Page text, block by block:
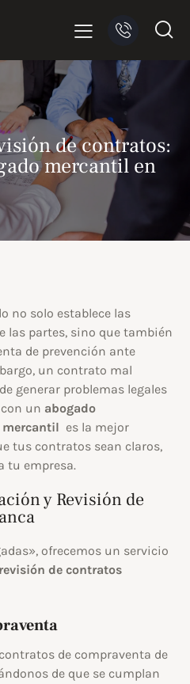
de contratos:
mercantil en
no solo establece las
las partes, sino que también
de prevención ante
un contrato mal
generar problemas legales
un abogado
mercantil es la mejor
tus contratos sean claros,
tu empresa.
y Revisión de
ofrecemos un servicio
de contratos
de compraventa de
de que se cumplan